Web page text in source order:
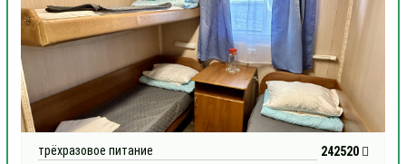
трёхразовое питание 242520